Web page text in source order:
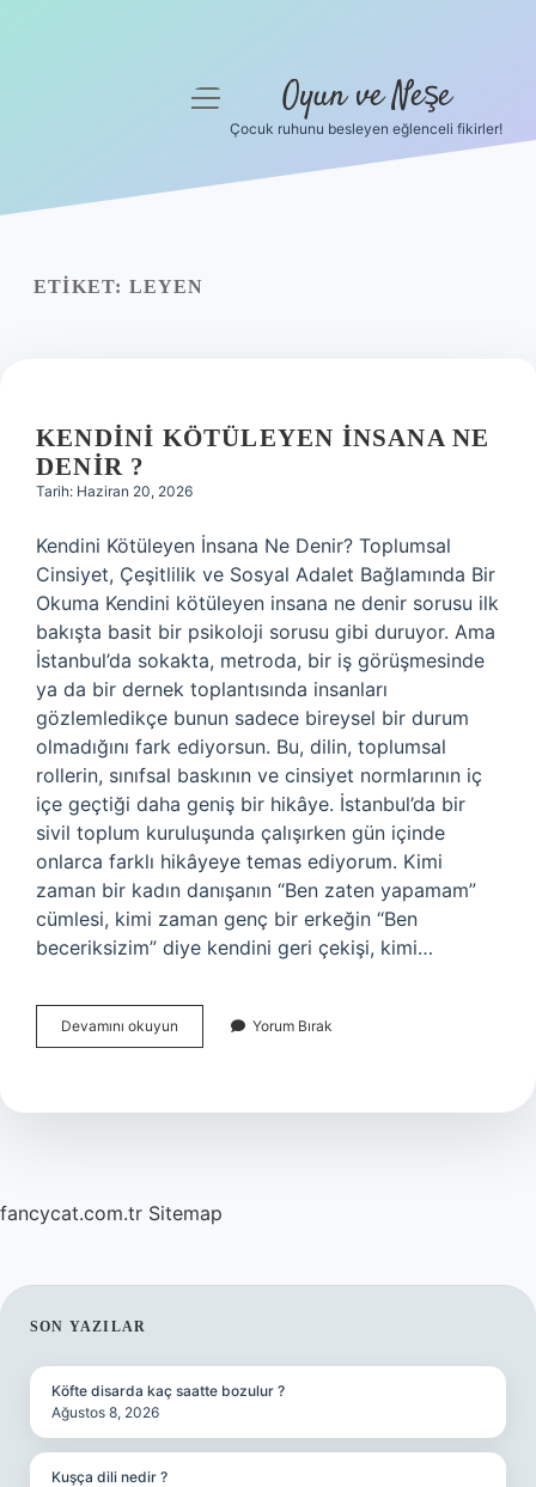
Yasal Uyarı
menüyü
Oyun ve Neşe
Çocuk ruhunu besleyen eğlenceli fikirler!
ETIKET: LEYEN
KENDINI KÖTÜLEYEN INSANA NE
DENIR ?
Tarih: Haziran 20, 2026
Kendini Kötüleyen İnsana Ne Denir? Toplumsal
Cinsiyet, Çeşitlilik ve Sosyal Adalet Bağlamında Bir
Okuma Kendini kötüleyen insana ne denir sorusu ilk
bakışta basit bir psikoloji sorusu gibi duruyor. Ama
İstanbul’da sokakta, metroda, bir iş görüşmesinde
ya da bir dernek toplantısında insanları
gözlemledikçe bunun sadece bireysel bir durum
olmadığını fark ediyorsun. Bu, dilin, toplumsal
rollerin, sınıfsal baskının ve cinsiyet normlarının iç
içe geçtiği daha geniş bir hikâye. İstanbul’da bir
sivil toplum kuruluşunda çalışırken gün içinde
onlarca farklı hikâyeye temas ediyorum. Kimi
zaman bir kadın danışanın “Ben zaten yapamam”
cümlesi, kimi zaman genç bir erkeğin “Ben
beceriksizim” diye kendini geri çekişi, kimi…
Devamını okuyun
kötüleyen
denir
Yorum Bırak
fancycat.com.tr Sitemap
SIDEBAR
SON YAZILAR
Köfte disarda kaç saatte bozulur ?
Ağustos 8, 2026
Kuşça dili nedir ?